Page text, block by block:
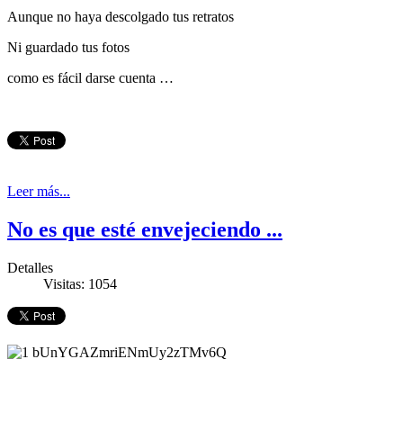
Aunque no haya descolgado tus retratos
Ni guardado tus fotos
como es fácil darse cuenta …
Leer más...
No es que esté envejeciendo ...
Detalles
Visitas: 1054